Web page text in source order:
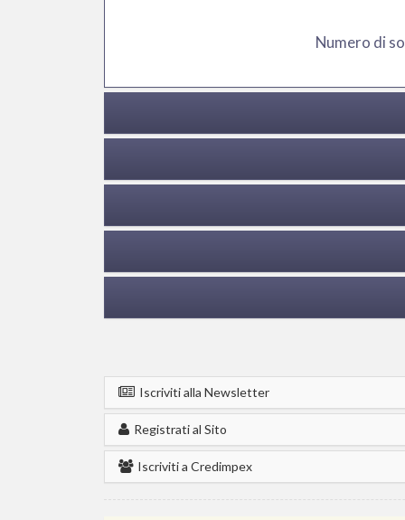
Numero di
Iscriviti alla Newsletter
Registrati al Sito
Iscriviti a Credimpex